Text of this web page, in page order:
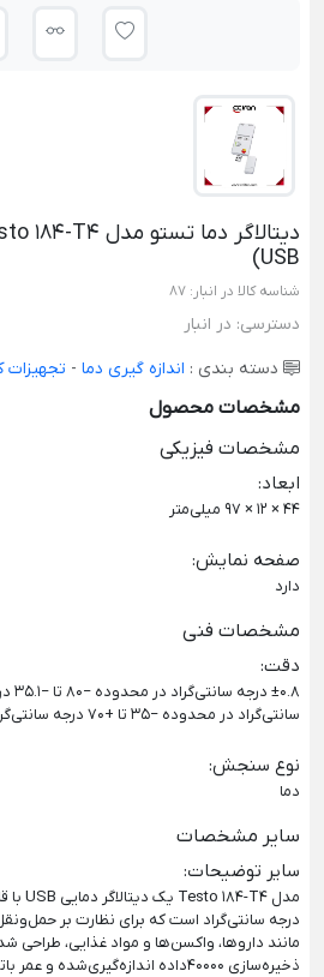
USB)
شناسه کالا در انبار: 87
دسترسی: در انبار
دسته بندی : اندازه گیری دما - تجهیزات
مشخصات محصول
مشخصات فیزیکی
ابعاد:
44 × 12 × 97 میلی‌متر
صفحه نمایش:
دارد
مشخصات فنی
دقت:
سانتی‌گراد در محدوده −35 تا +70 درجه سانتی‌گراد
نوع سنجش:
دما
سایر مشخصات
سایر توضیحات:
درجه سانتی‌گراد است که برای نظارت بر
مانند داروها، واکسن‌ها و مواد غذایی، طراحی
ذخیره‌سازی 40000داده اندازه‌گیری‌شده